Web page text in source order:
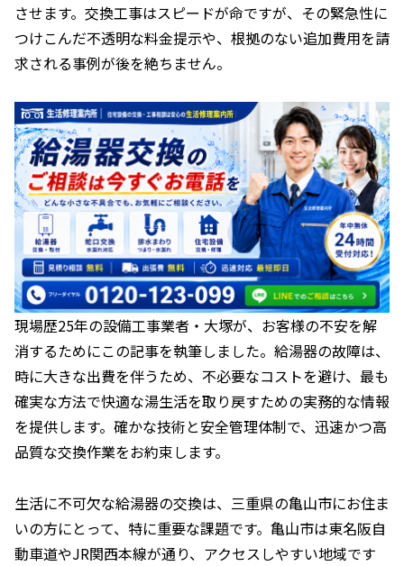
させます。交換工事はスピードが命ですが、その緊急性に
つけこんだ不透明な料金提示や、根拠のない追加費用を請
求される事例が後を絶ちません。
現場歴25年の設備工事業者・大塚が、お客様の不安を解
消するためにこの記事を執筆しました。給湯器の故障は、
時に大きな出費を伴うため、不必要なコストを避け、最も
確実な方法で快適な湯生活を取り戻すための実務的な情報
を提供します。確かな技術と安全管理体制で、迅速かつ高
品質な交換作業をお約束します。
生活に不可欠な給湯器の交換は、三重県の亀山市にお住ま
いの方にとって、特に重要な課題です。亀山市は東名阪自
動車道やJR関西本線が通り、アクセスしやすい地域です